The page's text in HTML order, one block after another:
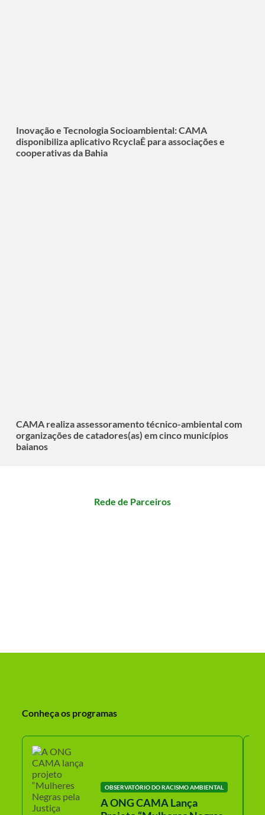
Inovação e Tecnologia Socioambiental: CAMA
disponibiliza aplicativo RcyclaÊ para associações e
cooperativas da Bahia
CAMA realiza assessoramento técnico-ambiental com
organizações de catadores(as) em cinco municípios
baianos
Rede de Parceiros
Conheça os programas
OBSERVATÓRIO DO RACISMO AMBIENTAL
A ONG CAMA Lança